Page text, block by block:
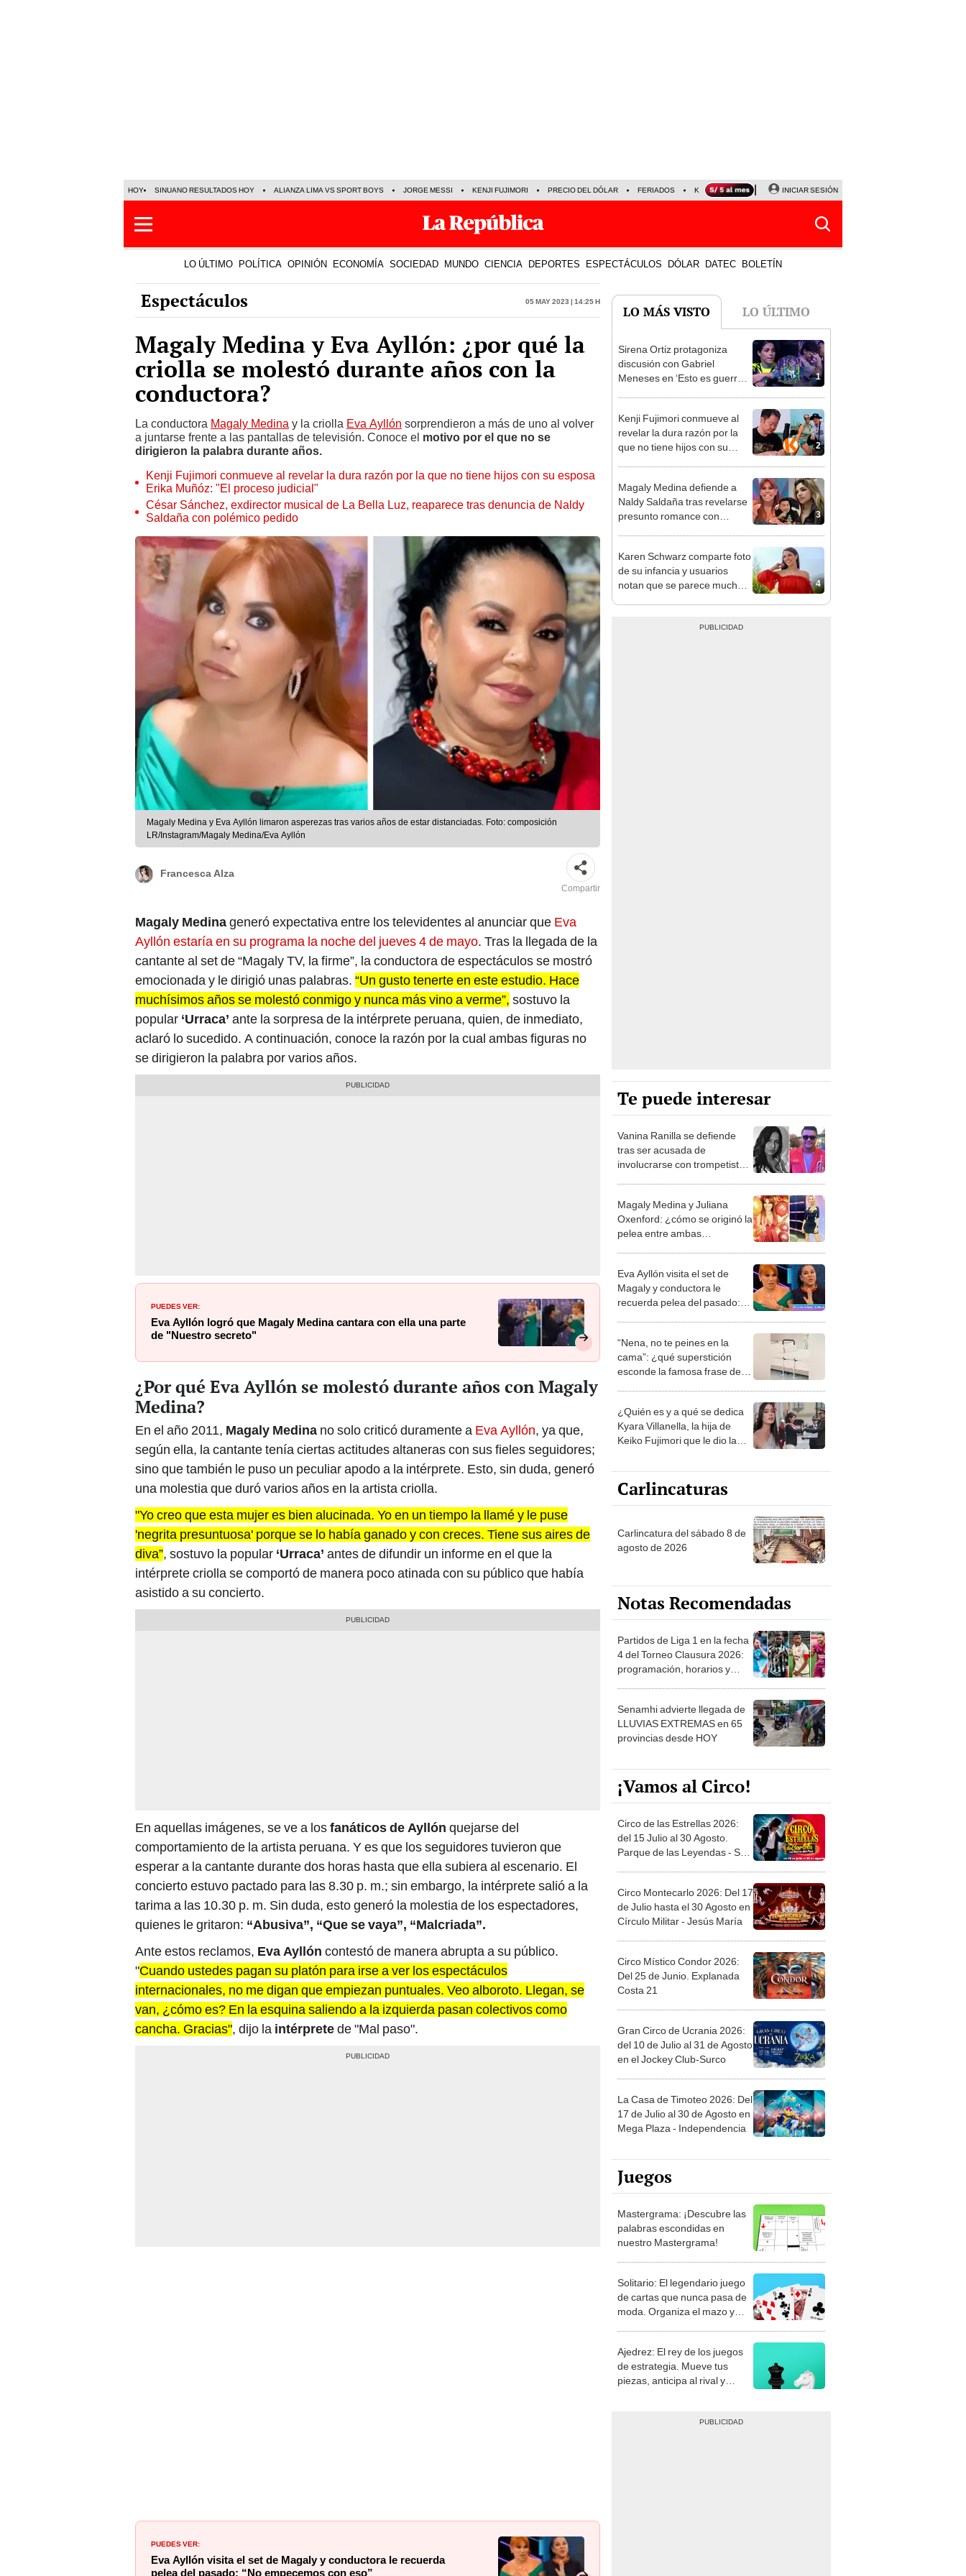
HOY SINUANO RESULTADOS HOY ALIANZA LIMA VS SPORT BOYS JORGE MESSI KENJI FUJIMORI PRECIO DEL DÓLAR FERIADOS KEIKO FUJIMORI NALDY SALDAÑA
INICIAR SESIÓN
LO ÚLTIMO POLÍTICA OPINIÓN ECONOMÍA SOCIEDAD MUNDO CIENCIA DEPORTES ESPECTÁCULOS DÓLAR DATEC BOLETÍN
Espectáculos 05 May 2023 | 14:25 h
Magaly Medina y Eva Ayllón: ¿por qué la
criolla se molestó durante años con la
conductora?
La conductora Magaly Medina y la criolla Eva Ayllón sorprendieron a más de uno al volver
a juntarse frente a las pantallas de televisión. Conoce el motivo por el que no se
dirigieron la palabra durante años.
Kenji Fujimori conmueve al revelar la dura razón por la que no tiene hijos con su esposa
Erika Muñóz: "El proceso judicial"
César Sánchez, exdirector musical de La Bella Luz, reaparece tras denuncia de Naldy
Saldaña con polémico pedido
Magaly Medina y Eva Ayllón limaron asperezas tras varios años de estar distanciadas. Foto: composición
LR/Instagram/Magaly Medina/Eva Ayllón
Francesca Alza
Compartir
Magaly Medinageneró expectativa entre los televidentes al anunciar que Eva
Ayllón estaría en su programa la noche del jueves 4 de mayo. Tras la llegada de la
cantante al set de “Magaly TV, la firme”, la conductora de espectáculos se mostró
emocionada y le dirigió unas palabras. “Un gusto tenerte en este estudio. Hace
muchísimos años se molestó conmigo y nunca más vino a verme”, sostuvo la
popular ‘Urraca’ ante la sorpresa de la intérprete peruana, quien, de inmediato,
aclaró lo sucedido. A continuación, conoce la razón por la cual ambas figuras no
se dirigieron la palabra por varios años.
PUEDES VER:
Eva Ayllón logró que Magaly Medina cantara con ella una parte
de "Nuestro secreto"
¿Por qué Eva Ayllón se molestó durante años con Magaly
Medina?
En el año 2011, Magaly Medina no solo criticó duramente a Eva Ayllón, ya que,
según ella, la cantante tenía ciertas actitudes altaneras con sus fieles seguidores;
sino que también le puso un peculiar apodo a la intérprete. Esto, sin duda, generó
una molestia que duró varios años en la artista criolla.
"Yo creo que esta mujer es bien alucinada. Yo en un tiempo la llamé y le puse
'negrita presuntuosa' porque se lo había ganado y con creces. Tiene sus aires de
diva”, sostuvo la popular ‘Urraca’ antes de difundir un informe en el que la
intérprete criolla se comportó de manera poco atinada con su público que había
asistido a su concierto.
En aquellas imágenes, se ve a losfanáticos de Ayllón quejarse del
comportamiento de la artista peruana. Y es que los seguidores tuvieron que
esperar a la cantante durante dos horas hasta que ella subiera al escenario. El
concierto estuvo pactado para las 8.30 p. m.; sin embargo, la intérprete salió a la
tarima a las 10.30 p. m. Sin duda, esto generó la molestia de los espectadores,
quienes le gritaron: “Abusiva”, “Que se vaya”, “Malcriada”.
Ante estos reclamos, Eva Ayllón contestó de manera abrupta a su público.
"Cuando ustedes pagan su platón para irse a ver los espectáculos
internacionales, no me digan que empiezan puntuales. Veo alboroto. Llegan, se
van, ¿cómo es? En la esquina saliendo a la izquierda pasan colectivos como
cancha. Gracias", dijo la intérpretede "Mal paso".
PUEDES VER:
Eva Ayllón visita el set de Magaly y conductora le recuerda
pelea del pasado: “No empecemos con eso”
LO MÁS VISTO LO ÚLTIMO
1
Sirena Ortiz protagoniza
discusión con Gabriel
Meneses en ‘Esto es guerra’:
2
Kenji Fujimori conmueve al
revelar la dura razón por la
que no tiene hijos con su
3
Magaly Medina defiende a
Naldy Saldaña tras revelarse
presunto romance con
4
Karen Schwarz comparte foto
de su infancia y usuarios
notan que se parece mucho a
Te puede interesar
Vanina Ranilla se defiende
tras ser acusada de
involucrarse con trompetista:
Magaly Medina y Juliana
Oxenford: ¿cómo se originó la
pelea entre ambas
Eva Ayllón visita el set de
Magaly y conductora le
recuerda pelea del pasado:
“Nena, no te peines en la
cama”: ¿qué superstición
esconde la famosa frase de
¿Quién es y a qué se dedica
Kyara Villanella, la hija de
Keiko Fujimori que le dio la
Carlincaturas
Carlincatura del sábado 8 de
agosto de 2026
Notas Recomendadas
Partidos de Liga 1 en la fecha
4 del Torneo Clausura 2026:
programación, horarios y
Senamhi advierte llegada de
LLUVIAS EXTREMAS en 65
provincias desde HOY
¡Vamos al Circo!
Circo de las Estrellas 2026:
del 15 Julio al 30 Agosto.
Parque de las Leyendas - San
Circo Montecarlo 2026: Del 17
de Julio hasta el 30 Agosto en
Círculo Militar - Jesús María
Circo Místico Condor 2026:
Del 25 de Junio. Explanada
Costa 21
Gran Circo de Ucrania 2026:
del 10 de Julio al 31 de Agosto
en el Jockey Club-Surco
La Casa de Timoteo 2026: Del
17 de Julio al 30 de Agosto en
Mega Plaza - Independencia
Juegos
Mastergrama: ¡Descubre las
palabras escondidas en
nuestro Mastergrama!
Solitario: El legendario juego
de cartas que nunca pasa de
moda. Organiza el mazo y
Ajedrez: El rey de los juegos
de estrategia. Mueve tus
piezas, anticipa al rival y